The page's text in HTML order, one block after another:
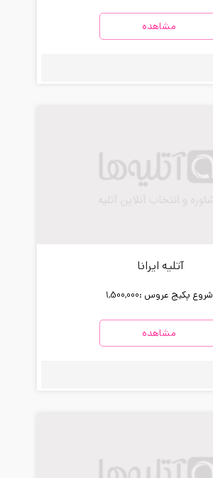
مشاهده
آتلیه ایرانا
شروع پکیج عروس :1,500,000
مشاهده